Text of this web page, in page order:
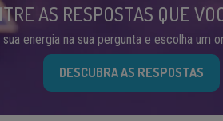
AS RESPOSTAS QUE
energia na sua pergunta e escolha um
DESCUBRA AS RESPOSTAS